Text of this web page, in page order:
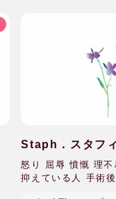
Staph．スタフ
怒り 屈辱 憤慨 理不
抑えている人 手術